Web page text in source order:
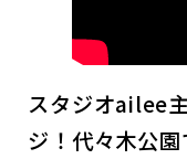
スタジオailee
ジ！代々木公